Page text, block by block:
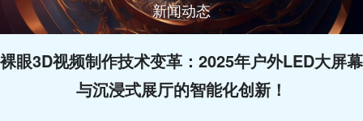
新闻动态
裸眼3D视频制作技术变革：2025年户外LED大屏幕
与沉浸式展厅的智能化创新！